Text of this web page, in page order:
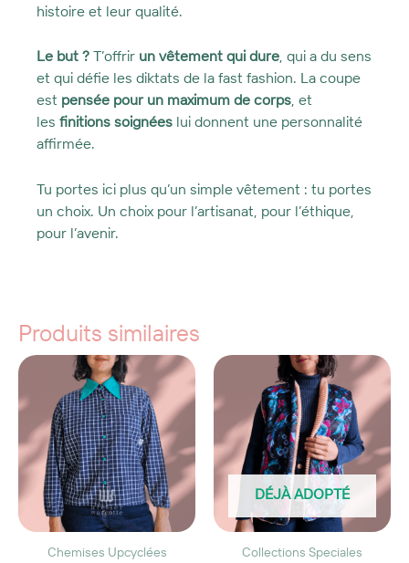
histoire et leur qualité.
Le but ? T’offrir un vêtement qui dure, qui a du sens
et qui défie les diktats de la fast fashion. La coupe
est pensée pour un maximum de corps, et
les finitions soignées lui donnent une personnalité
affirmée.
Tu portes ici plus qu’un simple vêtement : tu portes
un choix. Un choix pour l’artisanat, pour l’éthique,
pour l’avenir.
Produits similaires
Chemises Upcyclées
DÉJÀ ADOPTÉ
Collections Speciales